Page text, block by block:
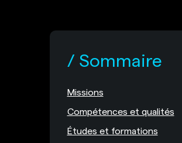
Sommaire
Missions
Compétences et qualités
Études et formations